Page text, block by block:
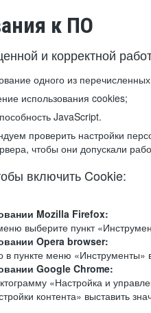
к ПО
и корректной
одного из
использования cookies;
JavaScript.
проверить настройки
чтобы они допускали
включить Cookie:
Mozilla Firefox:
выберите пункт
Opera browser:
пункте меню «Инструменты»
Google Chrome:
«Настройка и
контента» выставить